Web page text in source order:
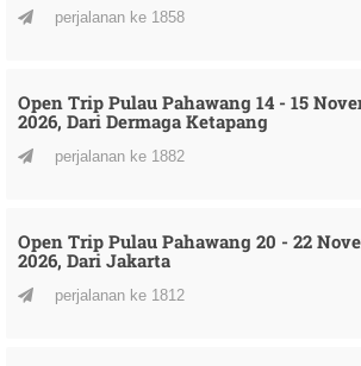
perjalanan ke 1858
Open Trip Pulau Pahawang 14 - 15
2026, Dari Dermaga Ketapang
perjalanan ke 1882
Open Trip Pulau Pahawang 20 - 22
2026, Dari Jakarta
perjalanan ke 1812